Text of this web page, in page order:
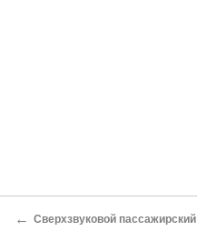
← Сверхзвуковой пассажирский